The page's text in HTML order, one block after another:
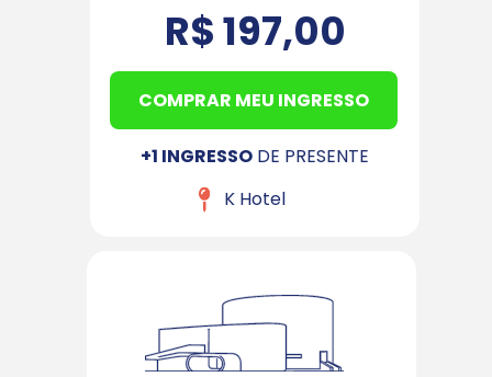
R$ 197,00
COMPRAR MEU INGRESSO
+1 INGRESSO DE PRESENTE
K Hotel